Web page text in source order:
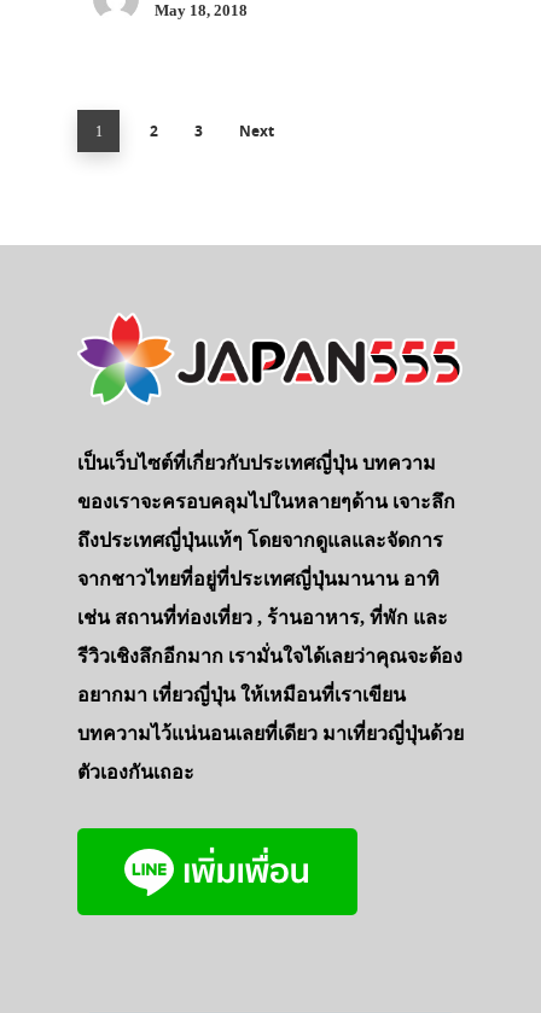
May 18, 2018
1 2 3 Next
เป็นเว็บไซต์ที่เกี่ยวกับประเทศญี่ปุ่น บทความ
ของเราจะครอบคลุมไปในหลายๆด้าน เจาะลึก
ถึงประเทศญี่ปุ่นแท้ๆ โดยจากดูแลและจัดการ
จากชาวไทยที่อยู่ที่ประเทศญี่ปุ่นมานาน อาทิ
เช่น สถานที่ท่องเที่ยว , ร้านอาหาร, ที่พัก และ
รีวิวเชิงลึกอีกมาก เรามั่นใจได้เลยว่าคุณจะต้อง
อยากมา เที่ยวญี่ปุ่น ให้เหมือนที่เราเขียน
บทความไว้แน่นอนเลยที่เดียว มาเที่ยวญี่ปุ่นด้วย
ตัวเองกันเถอะ